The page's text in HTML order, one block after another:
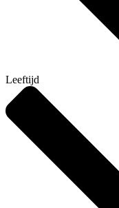
Leeftijd